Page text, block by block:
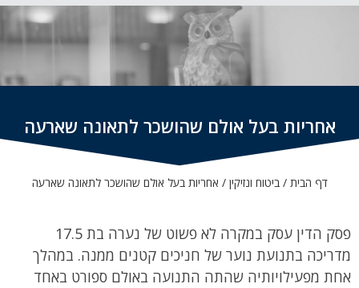
אחריות בעל אולם שהושכר לתאונה שארעה
דף הבית /ביטוח ונזיקין / אחריות בעל אולם שהושכר לתאונה שארעה
פסק הדין עסק במקרה לא פשוט של נערה בת 17.5
מדריכה בתנועת נוער של חניכים קטנים ממנה. במהלך
אחת מפעילויותיה שהתה התנועה באולם ספורט באחד